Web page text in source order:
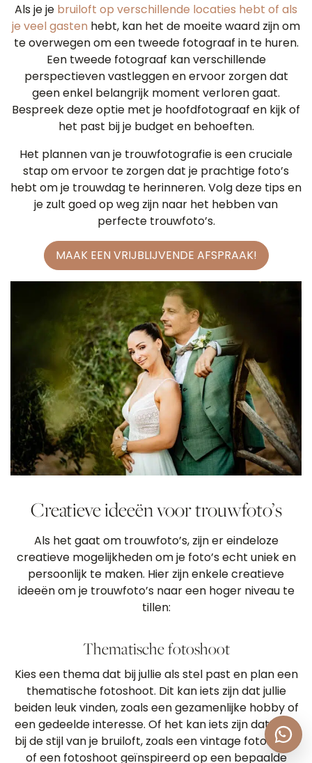
Als je je bruiloft op verschillende locaties hebt of als
je veel gasten hebt, kan het de moeite waard zijn om
te overwegen om een tweede fotograaf in te huren.
Een tweede fotograaf kan verschillende
perspectieven vastleggen en ervoor zorgen dat
geen enkel belangrijk moment verloren gaat.
Bespreek deze optie met je hoofdfotograaf en kijk of
het past bij je budget en behoeften.
Het plannen van je trouwfotografie is een cruciale
stap om ervoor te zorgen dat je prachtige foto’s
hebt om je trouwdag te herinneren. Volg deze tips en
je zult goed op weg zijn naar het hebben van
perfecte trouwfoto’s.
MAAK EEN VRIJBLIJVENDE AFSPRAAK!
Creatieve ideeën voor trouwfoto’s
Als het gaat om trouwfoto’s, zijn er eindeloze
creatieve mogelijkheden om je foto’s echt uniek en
persoonlijk te maken. Hier zijn enkele creatieve
ideeën om je trouwfoto’s naar een hoger niveau te
tillen:
Thematische fotoshoot
Kies een thema dat bij jullie als stel past en plan een
thematische fotoshoot. Dit kan iets zijn dat jullie
beiden leuk vinden, zoals een gezamenlijke hobby of
een gedeelde interesse. Of het kan iets zijn dat past
bij de stijl van je bruiloft, zoals een vintage fotoshoot
of een fotoshoot geïnspireerd op een bepaalde